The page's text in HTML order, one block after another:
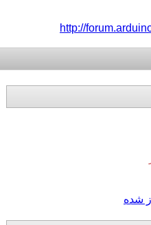
http://
شده